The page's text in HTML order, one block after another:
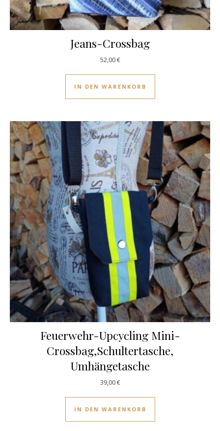
Jeans-Crossbag
52,00€
IN DEN WARENKORB
Feuerwehr-Upcycling Mini-
Crossbag,Schultertasche,
Umhängetasche
39,00€
IN DEN WARENKORB